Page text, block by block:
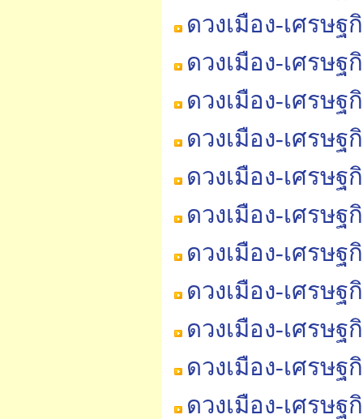
ดวงเมือง-เศรษ
ดวงเมือง-เศรษ
ดวงเมือง-เศรษ
ดวงเมือง-เศรษ
ดวงเมือง-เศรษ
ดวงเมือง-เศรษ
ดวงเมือง-เศรษ
ดวงเมือง-เศรษ
ดวงเมือง-เศรษ
ดวงเมือง-เศรษ
ดวงเมือง-เศรษ